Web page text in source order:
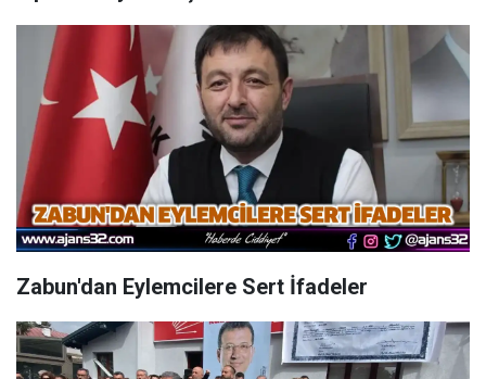
Zabun'dan Eylemcilere Sert İfadeler